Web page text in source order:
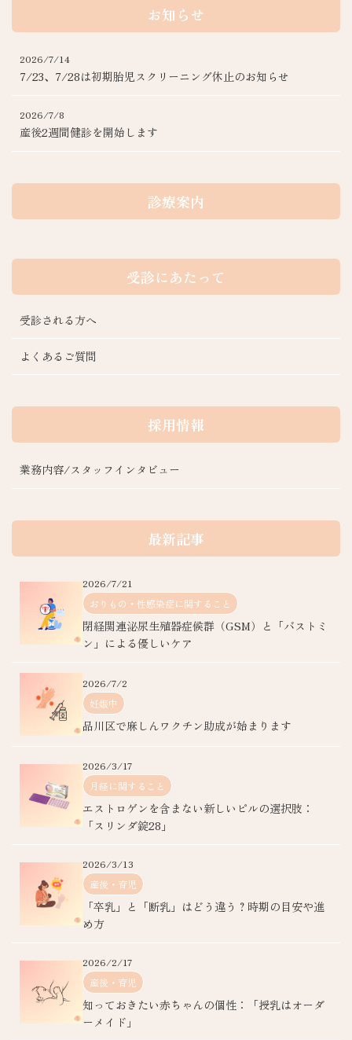
お知らせ
2026/7/14
7/23、7/28は初期胎児スクリーニング休止のお知らせ
2026/7/8
産後2週間健診を開始します
診療案内
受診にあたって
受診される方へ
よくあるご質問
採用情報
業務内容/スタッフインタビュー
最新記事
2026/7/21
おりもの・性感染症に関すること
閉経関連泌尿生殖器症候群（GSM）と「バストミ
ン」による優しいケア
2026/7/2
妊娠中
品川区で麻しんワクチン助成が始まります
2026/3/17
月経に関すること
エストロゲンを含まない新しいピルの選択肢：
「スリンダ錠28」
2026/3/13
産後・育児
「卒乳」と「断乳」はどう違う？時期の目安や進
め方
2026/2/17
産後・育児
知っておきたい赤ちゃんの個性：「授乳はオーダ
ーメイド」